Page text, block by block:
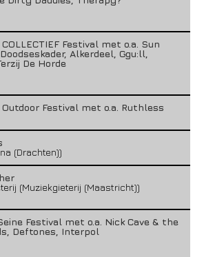
COLLECTIEF Festival met o.a. Sun
Alkerdeel, Ggu:ll,
De Horde
Outdoor Festival met o.a. Ruthless
(Drachten))
(Muziekgieterij (Maastricht))
Festival met o.a. Nick Cave & the
Deftones, Interpol